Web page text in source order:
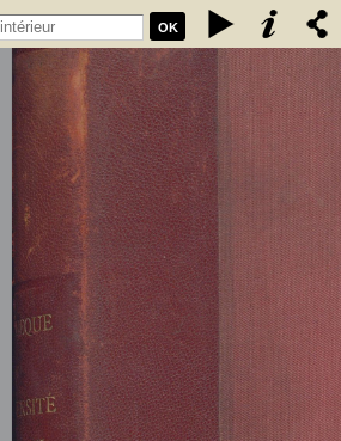
OK
universitaire de Bordeaux. Registre 1,
Bordeaux (1441-1970)